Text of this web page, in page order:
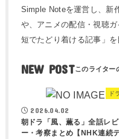
Simple Noteを運営し、新
や、アニメの配信・視聴
短でたどり着ける記事」を
NEW POST
ド
2026.04.02
朝ドラ「風、薫る」全話レビ
ー・考察まとめ【NHK連続